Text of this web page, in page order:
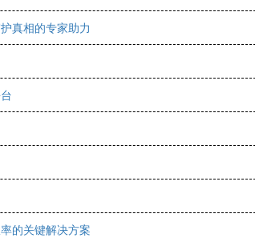
真相的专家助力
的关键解决方案